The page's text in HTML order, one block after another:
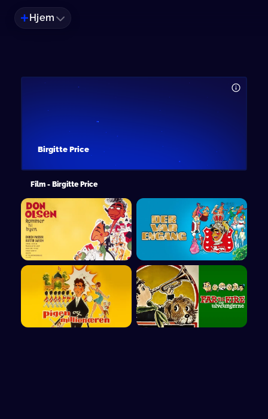
Hjem
Birgitte Price
Film - Birgitte Price